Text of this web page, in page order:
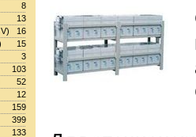
8
13
16
15
3
103
52
12
159
399
133